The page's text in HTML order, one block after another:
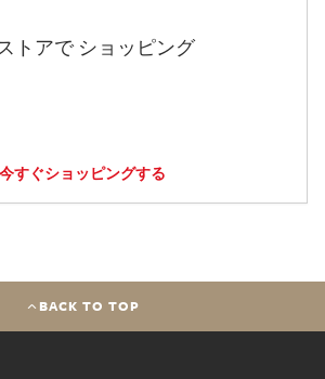
トアで ショッピング
今すぐショッピングする
BACK TO TOP